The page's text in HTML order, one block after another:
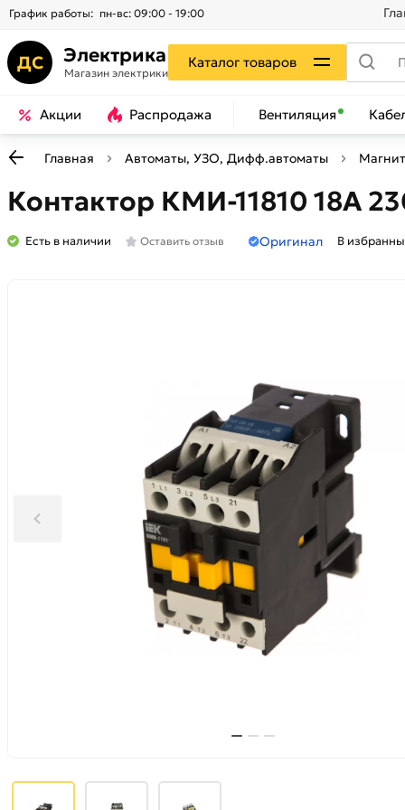
График работы: пн-вс: 09:00 - 19:00
ДС Электрика
Магазин электрики
Каталог товаров
Акции Распродажа Вентиляция
Главная Автоматы, УЗО, Дифф.автоматы
Контактор КМИ-11810 18А
Есть в наличии Оставить отзыв Оригинал В